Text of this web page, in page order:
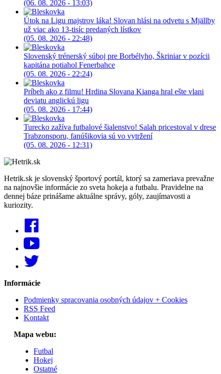
(06. 08. 2026 - 13:03)
Útok na Ligu majstrov láka! Slovan hlási na odvetu s Mjällby
už viac ako 13-tisíc predaných lístkov
(05. 08. 2026 - 22:48)
Slovenský trénerský súboj pre Borbélyho, Škriniar v pozícii
kapitána potiahol Fenerbahce
(05. 08. 2026 - 22:24)
Príbeh ako z filmu! Hrdina Slovana Kianga hral ešte vlani
deviatu anglickú ligu
(05. 08. 2026 - 17:44)
Turecko zažíva futbalové šialenstvo! Salah pricestoval v drese
Trabzonsporu, fanúšikovia sú vo vytržení
(05. 08. 2026 - 12:31)
Hetrik.sk je slovenský športový portál, ktorý sa zameriava prevažne
na najnovšie informácie zo sveta hokeja a futbalu. Pravidelne na
dennej báze prinášame aktuálne správy, góly, zaujímavosti a
kuriozity.
Informácie
Podmienky spracovania osobných údajov + Cookies
RSS Feed
Kontakt
Mapa webu:
Futbal
Hokej
Ostatné